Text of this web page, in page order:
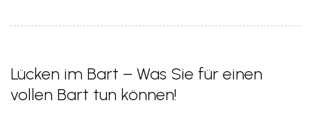
Lücken im Bart – Was Sie für einen
vollen Bart tun können!